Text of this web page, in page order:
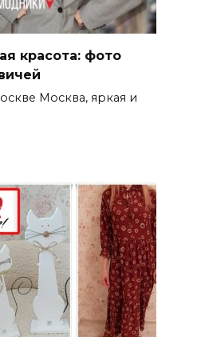
красота: фото
Москва, яркая и